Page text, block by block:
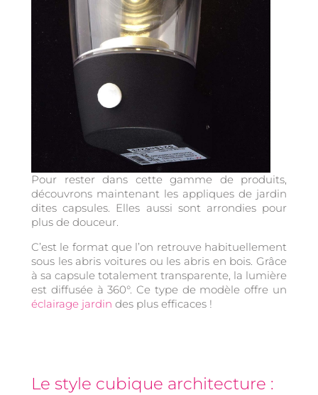
Pour rester dans cette gamme de produits,
découvrons maintenant les appliques de jardin
dites capsules. Elles aussi sont arrondies pour
plus de douceur.
C’est le format que l’on retrouve habituellement
sous les abris voitures ou les abris en bois. Grâce
à sa capsule totalement transparente, la lumière
est diffusée à 360°. Ce type de modèle offre un
éclairage jardin des plus efficaces !
Le style cubique architecture :